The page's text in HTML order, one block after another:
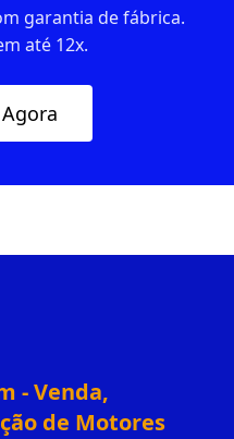
garantia de fábrica.
até 12x.
- Venda,
de Motores